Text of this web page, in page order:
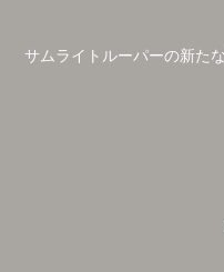
サムライトルーパーの新た